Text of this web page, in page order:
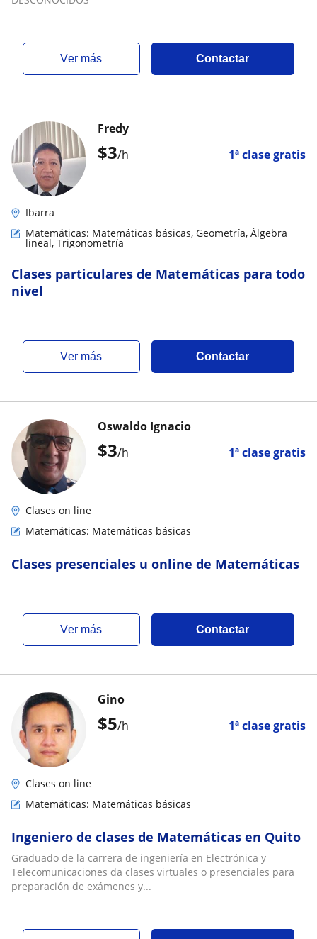
ver más Contactar
$3/h 1ª clase gratis
Fredy
Ibarra
Matemáticas: Matemáticas básicas, Geometría, Álgebra
lineal, Trigonometría
Clases particulares de Matemáticas para todo
nivel
ver más Contactar
$3/h 1ª clase gratis
Oswaldo Ignacio
Clases on line
Matemáticas: Matemáticas básicas
Clases presenciales u online de Matemáticas
ver más Contactar
$5/h 1ª clase gratis
Gino
Clases on line
Matemáticas: Matemáticas básicas
Ingeniero de clases de Matemáticas en Quito
Graduado de la carrera de ingeniería en Electrónica y
Telecomunicaciones da clases virtuales o presenciales para
preparación de exámenes y...